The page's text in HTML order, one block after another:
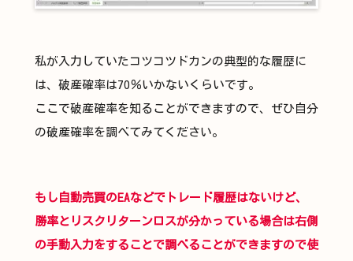
私が入力していたコツコツドカンの典型的な履歴に
は、破産確率は70％いかないくらいです。
ここで破産確率を知ることができますので、ぜひ自分
の破産確率を調べてみてください。
もし自動売買のEAなどでトレード履歴はないけど、
勝率とリスクリターンロスが分かっている場合は右側
の手動入力をすることで調べることができますので使